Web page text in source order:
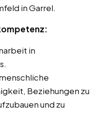
in Garrel.
in
Beziehungen zu
und zu